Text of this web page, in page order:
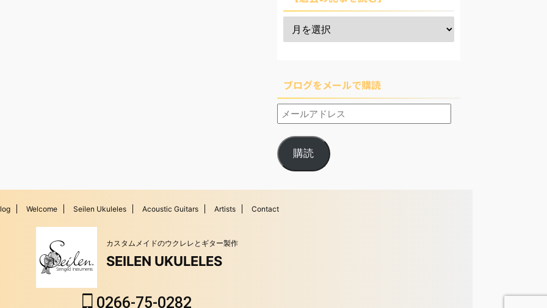
ブログをメールで購読
購読
Welcome Seilen Ukuleles Acoustic Guitars Artists Contact
カスタムメイドのウクレレとギター製作
SEILEN UKULELES
0266-75-0282